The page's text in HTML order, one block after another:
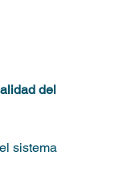
del
sistema